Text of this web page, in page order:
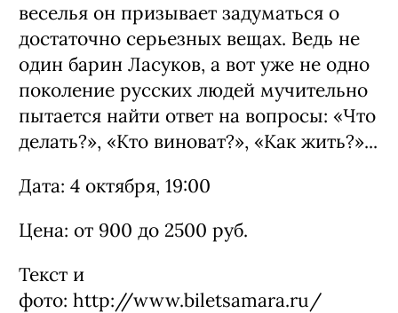
веселья он призывает задуматься о
достаточно серьезных вещах. Ведь не
один барин Ласуков, а вот уже не одно
поколение русских людей мучительно
пытается найти ответ на вопросы: «Что
делать?», «Кто виноват?», «Как жить?»...
Дата: 4 октября, 19:00
Цена: от 900 до 2500 руб.
Текст и
фото: http://www.biletsamara.ru/